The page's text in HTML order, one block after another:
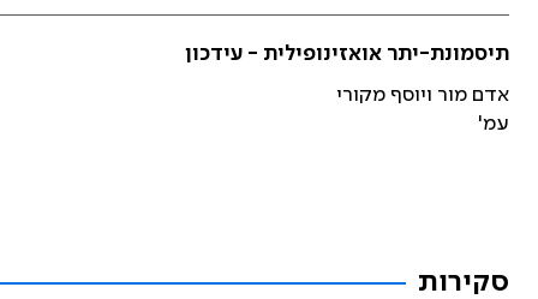
תיסמונת-יתר אואזינופילית - עידכון
אדם מור ויוסף מקורי
עמ'
סקירות